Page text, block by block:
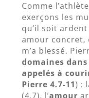
Comme
exerçons les
qu’il soit
amour concret,
m’a blessé.
domaines
appelés à
Pierre 4.7-11) :
(4.7), l’amour